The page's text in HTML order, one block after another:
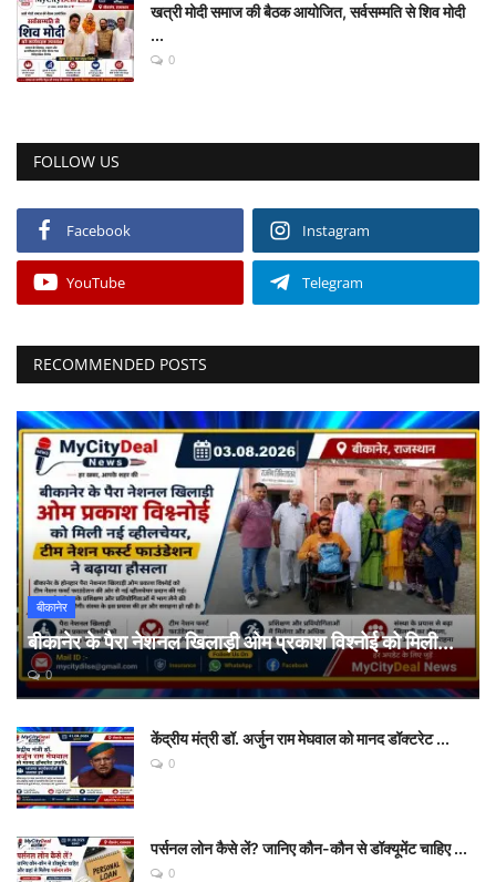
खत्री मोदी समाज की बैठक आयोजित, सर्वसम्मति से शिव मोदी
...
0
FOLLOW US
Facebook Instagram
YouTube Telegram
RECOMMENDED POSTS
बीकानेर
बीकानेर के पैरा नेशनल खिलाड़ी ओम प्रकाश विश्नोई को मिली...
0
केंद्रीय मंत्री डॉ. अर्जुन राम मेघवाल को मानद डॉक्टरेट ...
0
पर्सनल लोन कैसे लें? जानिए कौन-कौन से डॉक्यूमेंट चाहिए ...
0